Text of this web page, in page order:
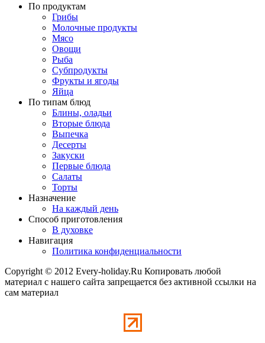
По продуктам
Грибы
Молочные продукты
Мясо
Овощи
Рыба
Субпродукты
Фрукты и ягоды
Яйца
По типам блюд
Блины, оладьи
Вторые блюда
Выпечка
Десерты
Закуски
Первые блюда
Салаты
Торты
Назначение
На каждый день
Способ приготовления
В духовке
Навигация
Политика конфиденциальности
Copyright © 2012 Every-holiday.Ru Копировать любой
материал с нашего сайта запрещается без активной ссылки на
сам материал